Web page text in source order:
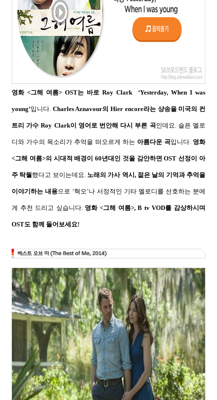
영화 <그해 여름> OST는 바로 Roy Clark ‘Yesterday, When I was
young’입니다. Charles Aznavour의Hier encore라는 샹송을 미국의 컨
트리 가수 Roy Clark이 영어로 번안해 다시 부른 곡인데요. 슬픈 멜로
디와 가수의 목소리가 추억을 떠오르게 하는 아름다운 곡입니다. 영화
<그해 여름>의 시대적 배경이60년대인 것을 감안하면OST선정이 아
주 탁월했다고 보이는데요. 노래의 가사 역시 , 젊은 날의 기억과 추억을
이야기하는 내용으로 ‘혁오’나 서정적인 기타 멜로디를 선호하는 분에
게 추천 드리고 싶습니다. 영화<그해 여름>, B tv VOD를 감상하시며
OST도 함께 들어보세요!